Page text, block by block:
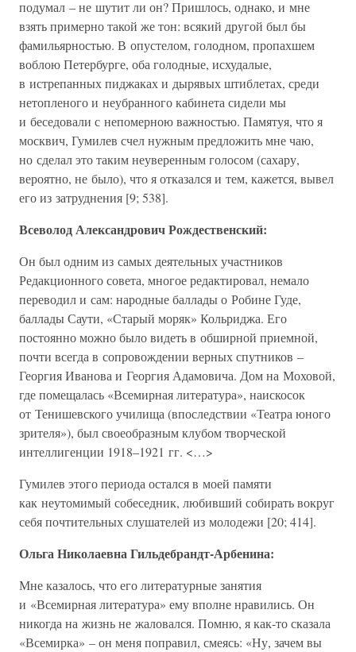
подумал – не шутит ли он? Пришлось, однако, и мне
взять примерно такой же тон: всякий другой был бы
фамильярностью. В опустелом, голодном, пропахшем
воблою Петербурге, оба голодные, исхудалые,
в истрепанных пиджаках и дырявых штиблетах, среди
нетопленого и неубранного кабинета сидели мы
и беседовали с непомерною важностью. Памятуя, что я
москвич, Гумилев счел нужным предложить мне чаю,
но сделал это таким неуверенным голосом (сахару,
вероятно, не было), что я отказался и тем, кажется, вывел
его из затруднения [9; 538].
Всеволод Александрович Рождественский:
Он был одним из самых деятельных участников
Редакционного совета, многое редактировал, немало
переводил и сам: народные баллады о Робине Гуде,
баллады Саути, «Старый моряк» Кольриджа. Его
постоянно можно было видеть в обширной приемной,
почти всегда в сопровождении верных спутников –
Георгия Иванова и Георгия Адамовича. Дом на Моховой,
где помещалась «Всемирная литература», наискосок
от Тенишевского училища (впоследствии «Театра юного
зрителя»), был своеобразным клубом творческой
интеллигенции 1918–1921 гг. <…>
Гумилев этого периода остался в моей памяти
как неутомимый собеседник, любивший собирать вокруг
себя почтительных слушателей из молодежи [20; 414].
Ольга Николаевна Гильдебрандт-Арбенина:
Мне казалось, что его литературные занятия
и «Всемирная литература» ему вполне нравились. Он
никогда на жизнь не жаловался. Помню, я как-то сказала
«Всемирка» – он меня поправил, смеясь: «Ну, зачем вы